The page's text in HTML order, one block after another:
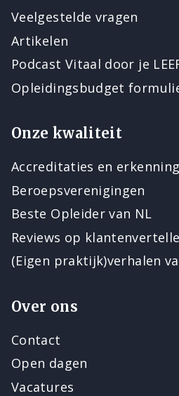
Veelgestelde vragen
Artikelen
Podcast Vitaal door je
Opleidingsbudget
Onze kwaliteit
Accreditaties en
Beroepsverenigingen
Beste Opleider van NL
Reviews op
(Eigen praktijk)verhalen
Over ons
Contact
Open dagen
Vacatures